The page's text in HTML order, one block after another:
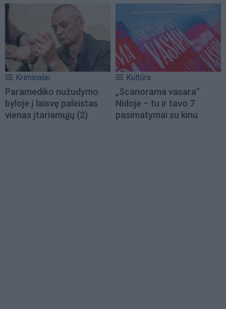
Kriminalai
Paramediko nužudymo
byloje į laisvę paleistas
vienas įtariamųjų (2)
Kultūra
„Scanorama vasara“
Nidoje – tu ir tavo 7
pasimatymai su kinu